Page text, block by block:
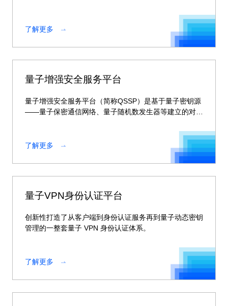
了解更多
量子增强安全服务平台
量子增强安全服务平台（简称QSSP）是基于量子密钥源
——量子保密通信网络、量子随机数发生器等建立的对称
了解更多
量子VPN身份认证平台
创新性打造了从客户端到身份认证服务再到量子动态密钥
管理的一整套量子 VPN 身份认证体系。
了解更多